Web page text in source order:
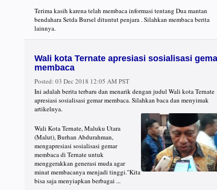
Terima kasih karena telah membaca informasi tentang Dua mantan
bendahara Setda Bursel dituntut penjara . Silahkan membaca berita
lainnya.
Wali kota Ternate apresiasi sosialisasi
membaca
Posted: 03 Dec 2018 12:05 AM PST
Ini adalah berita terbaru dan menarik dengan judul Wali kota Ternate
apresiasi sosialisasi gemar membaca. Silahkan baca dan menyimak
artikelnya.
Wali Kota Ternate, Maluku Utara
(Malut), Burhan Abdurahman,
mengapresiasi sosialisasi gemar
membaca di Ternate untuk
menggerakkan generasi muda agar
minat membacanya menjadi tinggi."Kita
bisa saja menyiapkan berbagai ...